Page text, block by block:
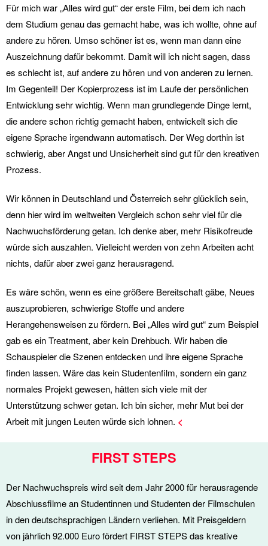
Für mich war „Alles wird gut“ der erste Film, bei dem ich nach
dem Studium genau das gemacht habe, was ich wollte, ohne auf
andere zu hören. Umso schöner ist es, wenn man dann eine
Auszeichnung dafür bekommt. Damit will ich nicht sagen, dass
es schlecht ist, auf andere zu hören und von anderen zu lernen.
Im Gegenteil! Der Kopierprozess ist im Laufe der persönlichen
Entwicklung sehr wichtig. Wenn man grundlegende Dinge lernt,
die andere schon richtig gemacht haben, entwickelt sich die
eigene Sprache irgendwann automatisch. Der Weg dorthin ist
schwierig, aber Angst und Unsicherheit sind gut für den kreativen
Prozess.
Wir können in Deutschland und Österreich sehr glücklich sein,
denn hier wird im weltweiten Vergleich schon sehr viel für die
Nachwuchsförderung getan. Ich denke aber, mehr Risikofreude
würde sich auszahlen. Vielleicht werden von zehn Arbeiten acht
nichts, dafür aber zwei ganz herausragend.
Es wäre schön, wenn es eine größere Bereitschaft gäbe, Neues
auszuprobieren, schwierige Stoffe und andere
Herangehensweisen zu fördern. Bei „Alles wird gut“ zum Beispiel
gab es ein Treatment, aber kein Drehbuch. Wir haben die
Schauspieler die Szenen entdecken und ihre eigene Sprache
finden lassen. Wäre das kein Studentenfilm, sondern ein ganz
normales Projekt gewesen, hätten sich viele mit der
Unterstützung schwer getan. Ich bin sicher, mehr Mut bei der
Arbeit mit jungen Leuten würde sich lohnen. <
FIRST STEPS
Der Nachwuchspreis wird seit dem Jahr 2000 für herausragende
Abschlussfilme an Studentinnen und Studenten der Filmschulen
in den deutschsprachigen Ländern verliehen. Mit Preisgeldern
von jährlich 92.000 Euro fördert FIRST STEPS das kreative